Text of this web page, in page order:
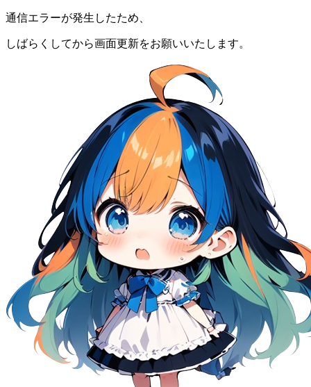
通信エラーが発生したため、
しばらくしてから画面更新をお願いいたします。